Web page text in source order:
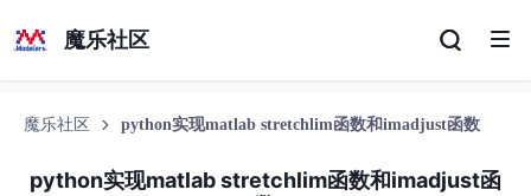
魔乐社区
魔乐社区 python实现matlab stretchlim函数和imadjust函数
python实现matlab stretchlim函数和imadjust函